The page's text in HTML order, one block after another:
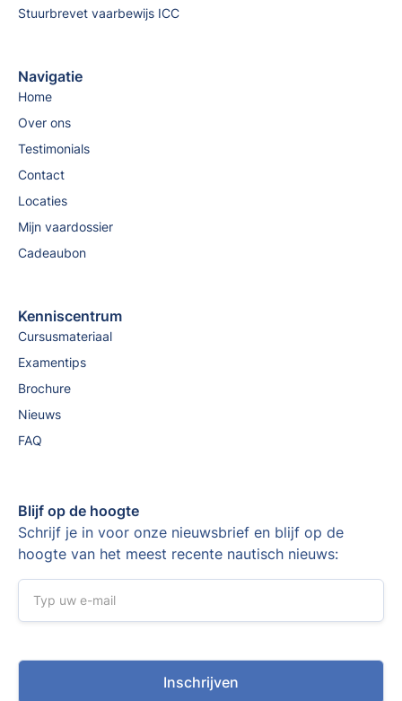
Stuurbrevet vaarbewijs ICC
Navigatie
Home
Over ons
Testimonials
Contact
Locaties
Mijn vaardossier
Cadeaubon
Kenniscentrum
Cursusmateriaal
Examentips
Brochure
Nieuws
FAQ
Blijf op de hoogte
Schrijf je in voor onze nieuwsbrief en blijf op de
hoogte van het meest recente nautisch nieuws: